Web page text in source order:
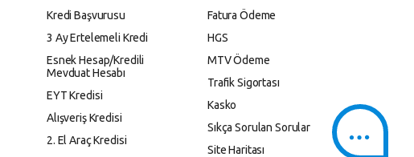
Kredi Başvurusu
3 Ay Ertelemeli Kredi
Esnek Hesap/Kredili
Mevduat Hesabı
EYT Kredisi
Alışveriş Kredisi
2. El Araç Kredisi
Fatura Ödeme
HGS
MTV Ödeme
Trafik Sigortası
Kasko
Sıkça Sorulan Sorular
Site Haritası